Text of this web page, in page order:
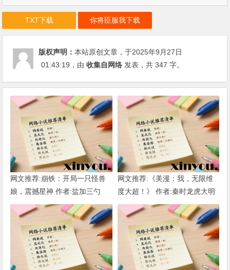
TXT下载 你将臣服我下载
版权声明：本站原创文章，于2025年9月27日
01:43:19 ，由收集自网络 发表，共 347 字。
网文推荐:崩铁：开局一只怪兽
娘，震撼星神 作者:盐加三勺
（1-218）TXT下载
网文推荐:《美漫：我，无限维
度大超！》 作者:秦时龙虎大明
1-802章 TXT下载